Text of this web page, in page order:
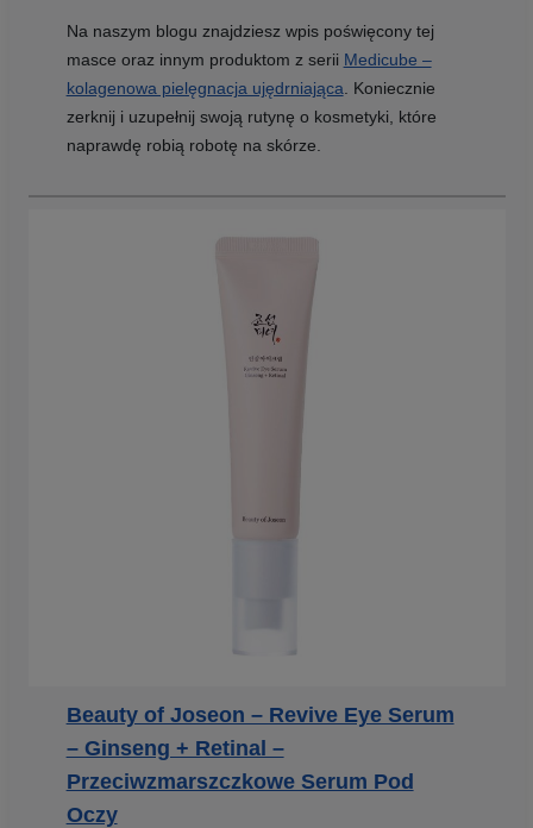
Na naszym blogu znajdziesz wpis poświęcony tej
masce oraz innym produktom z serii Medicube –
kolagenowa pielęgnacja ujędrniająca . Koniecznie
zerknij i uzupełnij swoją rutynę o kosmetyki, które
naprawdę robią robotę na skórze.
Beauty of Joseon – Revive Eye Serum
– Ginseng + Retinal –
Przeciwzmarszczkowe Serum Pod
Oczy